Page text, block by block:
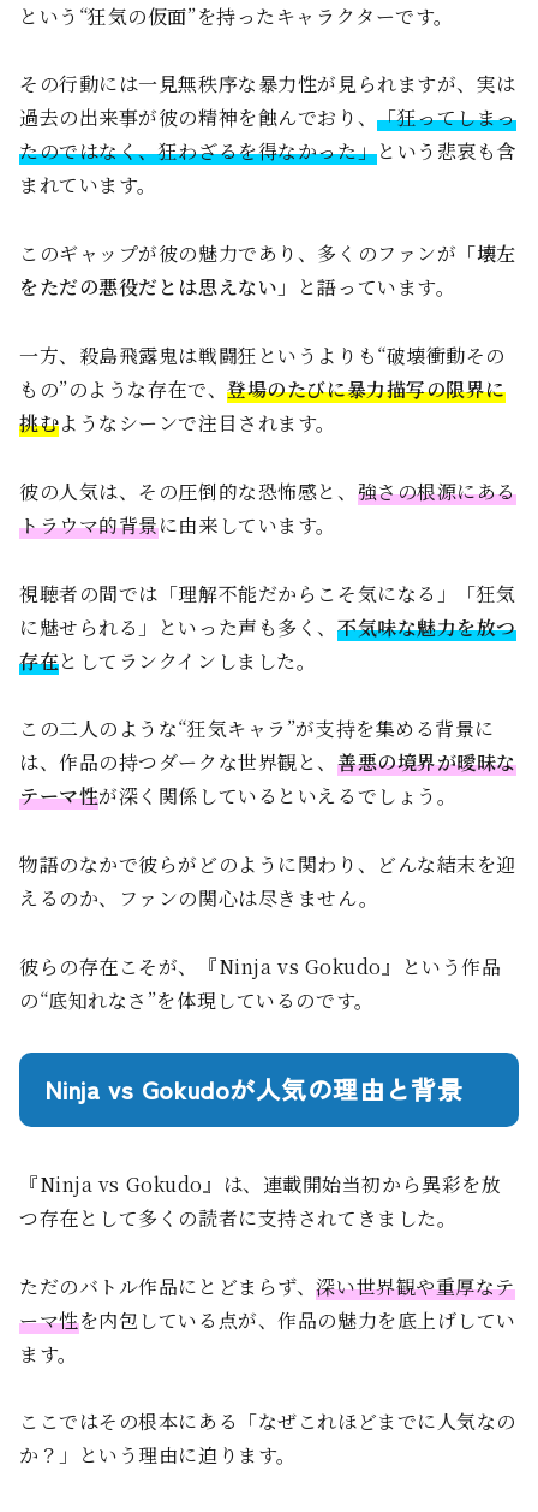
という“狂気の仮面”を持ったキャラクターです。
その行動には一見無秩序な暴力性が見られますが、実は
過去の出来事が彼の精神を蝕んでおり、「狂ってしまっ
たのではなく、狂わざるを得なかった」という悲哀も含
まれています。
このギャップが彼の魅力であり、多くのファンが 「壊左
をただの悪役だとは思えない」
と語っています。
一方、殺島飛露鬼は戦闘狂というよりも“破壊衝動その
もの”のような存在で、登場のたびに暴力描写の限界に
挑むようなシーンで注目されます。
彼の人気は、その圧倒的な恐怖感と、 強さの根源にある
トラウマ的背景に由来しています。
視聴者の間では「理解不能だからこそ気になる」「狂気
に魅せられる」といった声も多く、 不気味な魅力を放つ
存在としてランクインしました。
この二人のような“狂気キャラ”が支持を集める背景に
は、作品の持つダークな世界観と、 善悪の境界が曖昧な
テーマ性が深く関係しているといえるでしょう。
物語のなかで彼らがどのように関わり、どんな結末を迎
えるのか、ファンの関心は尽きません。
彼らの存在こそが、『Ninja vs Gokudo』という作品
の“底知れなさ”を体現しているのです。
Ninja vs Gokudoが人気の理由と背景
『Ninja vs Gokudo』は、連載開始当初から異彩を放
つ存在として多くの読者に支持されてきました。
ただのバトル作品にとどまらず、深い世界観や重厚なテ
ーマ性を内包している点が、作品の魅力を底上げしてい
ます。
ここではその根本にある「なぜこれほどまでに人気なの
か？」という理由に迫ります。